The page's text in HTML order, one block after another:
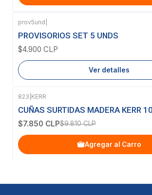
Agotado
prov5und
PROVISORIOS SET 5 UNDS
$4.900 CLP
Ver detalles
-20%OFF
823 KERR
CUÑAS SURTIDAS MADERA KERR
$7.850 CLP$9.810 CLP
Agregar al Carro